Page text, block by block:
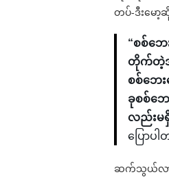
တပ်-ဒီးမေ
“စစ်ဘ
တိုက်တဲ့အ
စစ်ဘေး
ခုစစ်ဘေ
လည်းမ
ပြောပ
ဆက်သွယ်လာသေ